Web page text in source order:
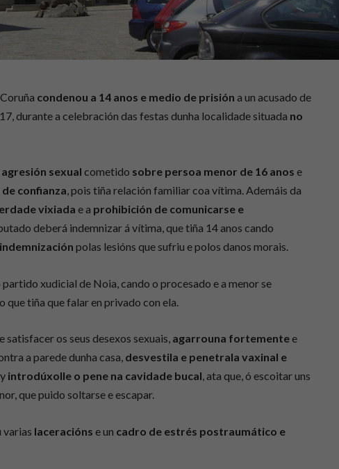
condenou a 14 anos e medio de prisión a un acusado de
durante a celebración das festas dunha localidade situada no
sexual cometido sobre persoa menor de 16 anose
confianza, pois tiña relación familiar coa vítima. Ademáis da
vixiada e a prohibición de comunicarse e
deberá indemnizar á vítima, que tiña 14 anos cando
polas lesións que sufriu e polos danos morais.
xudicial de Noia, cando o procesado e a menor se
tiña que falar en privado con ela.
satisfacer os seus desexos sexuais, agarrouna fortementee
a parede dunha casa, desvestila e penetrala vaxinal e
introdúxolle o pene na cavidade bucal, ata que, ó escoitar uns
que puido soltarse e escapar.
varias laceracións e un cadro de estrés postraumático e